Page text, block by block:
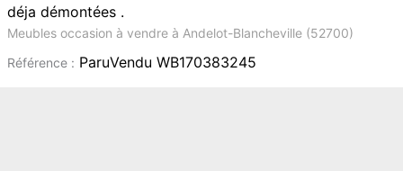
déja démontées .
Meubles occasion à vendre à Andelot-Blancheville (52700)
Référence : ParuVendu WB170383245